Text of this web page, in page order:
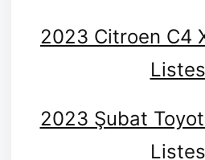
2023 Citroen C4
2023 Şubat